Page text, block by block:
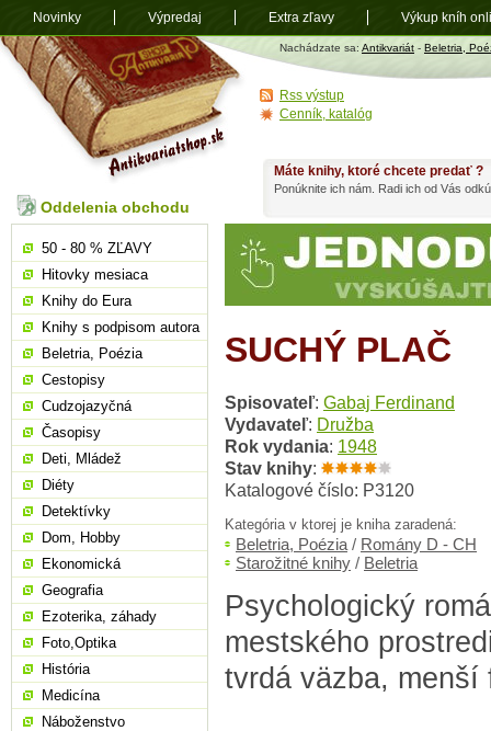
Antikvariát
shop.sk
Nachádzate sa: Antikvariát - Beletria,
SUCHÝ PLAČ
Spisovateľ: Gabaj Ferdinand
Vydavateľ: Družba
Rok vydania: 1948
Stav knihy:
Katalogové číslo: P3120
Kategória v ktorej je kniha zaradená:
Beletria, Poézia / Romány D - CH
Starožitné knihy / Beletria
Psychologický
mestského
tvrdá väzba, menší
Máte knihy, ktoré chcete predať ?
Ponúknite ich nám. Radi ich od Vás
Oddelenia obchodu
50 - 80 % ZĽAVY
Hitovky mesiaca
Knihy do Eura
Knihy s podpisom autora
Beletria, Poézia
Cestopisy
Cudzojazyčná
Časopisy
Deti, Mládež
Diéty
Detektívky
Dom, Hobby
Ekonomická
Geografia
Ezoterika, záhady
Foto,Optika
História
Medicína
Náboženstvo
Rss výstup
Cenník, katalóg
Novinky Výpredaj Extra zľavy Výkup kníh